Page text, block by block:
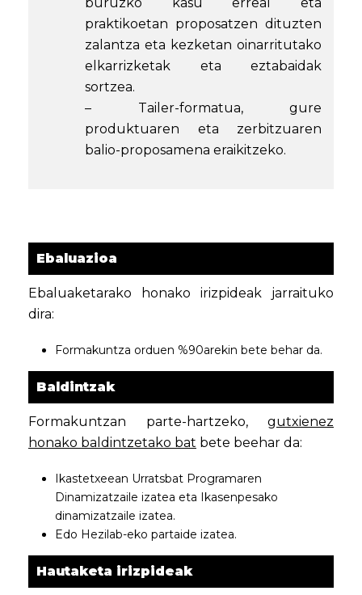
praktikoetan proposatzen dituzten
zalantza eta kezketan oinarritutako
elkarrizketak eta eztabaidak
sortzea.
– Tailer-formatua, gure
produktuaren eta zerbitzuaren
balio-proposamena eraikitzeko.
Ebaluazioa
Ebaluaketarako honako irizpideak jarraituko
dira:
Formakuntza orduen %90arekin bete behar da.
Baldintzak
Formakuntzan parte-hartzeko, gutxienez
honako baldintzetako bat bete beehar da:
Ikastetxeean Urratsbat Programaren
Dinamizatzaile izatea eta Ikasenpesako
dinamizatzaile izatea.
Edo Hezilab-eko partaide izatea.
Hautaketa irizpideak